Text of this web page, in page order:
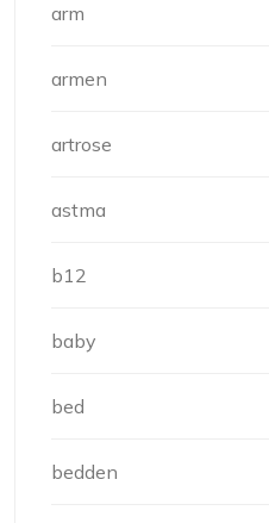
arm
armen
artrose
astma
b12
baby
bed
bedden